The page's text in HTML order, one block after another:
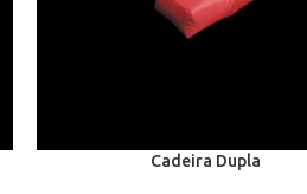
Cadeira Dupla